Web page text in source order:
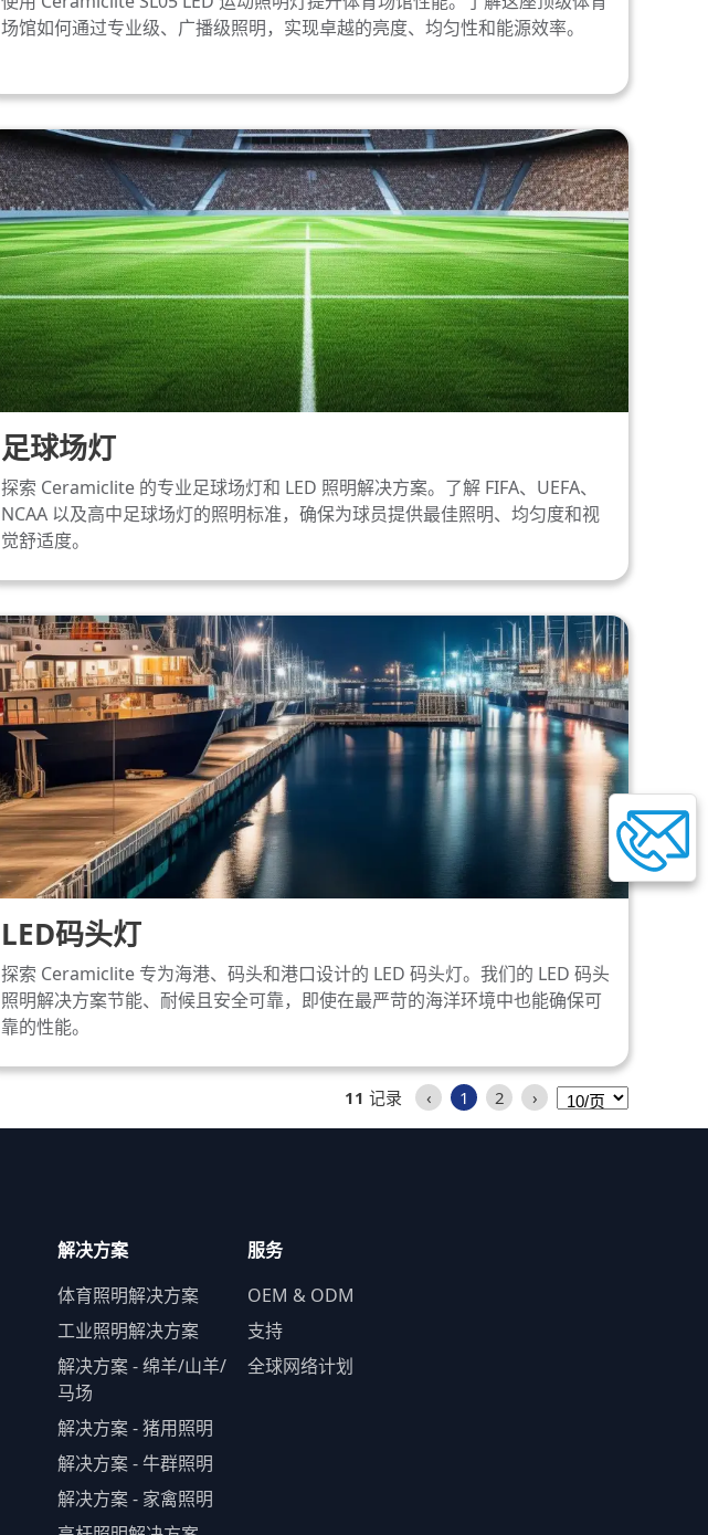
场馆如何通过专业级、广播级照明，实现卓越的亮度、均匀性和能源效率。
足球场灯
探索 Ceramiclite 的专业足球场灯和 LED 照明解决方案。了解 FIFA、UEFA、
NCAA 以及高中足球场灯的照明标准，确保为球员提供最佳照明、均匀度和视
觉舒适度。
LED码头灯
探索 Ceramiclite 专为海港、码头和港口设计的 LED 码头灯。我们的 LED 码头
照明解决方案节能、耐候且安全可靠，即使在最严苛的海洋环境中也能确保可
靠的性能。
11 记录 ‹ 1 2 ›
解决方案
体育照明解决方案
工业照明解决方案
解决方案 - 绵羊/山羊/
马场
解决方案 - 猪用照明
解决方案 - 牛群照明
解决方案 - 家禽照明
服务
OEM & ODM
支持
全球网络计划